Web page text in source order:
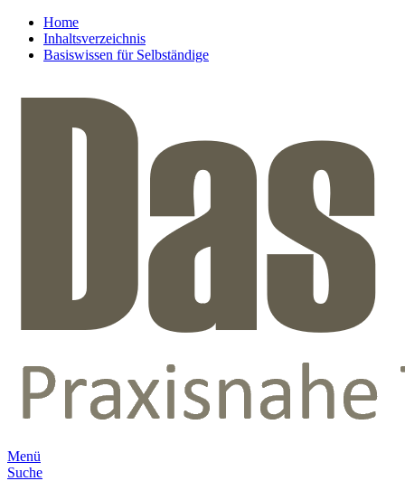
Home
Inhaltsverzeichnis
Basiswissen für Selbständige
Menü
Suche